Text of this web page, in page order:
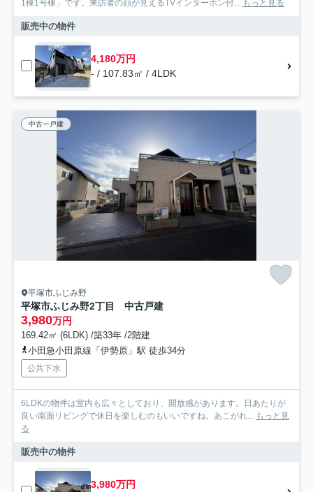
1棟1号棟」です。来訪者の顔が見えるTVインターホン付...
もっと見る
販売中の物件
4,180万円
- / 107.83㎡ / 4LDK
中古一戸建
平塚市ふじみ野
平塚市ふじみ野2丁目 中古戸建
3,980万円
169.42㎡ (6LDK) /築33年 /2階建
小田急小田原線「伊勢原」駅 徒歩34分
公共下水
6LDKの物件は室内も広々としており、開放感があります。日あたりが
良い南面リビングで休日を楽しむのもいいですね。あこがれ...
もっと見
る
販売中の物件
3,980万円